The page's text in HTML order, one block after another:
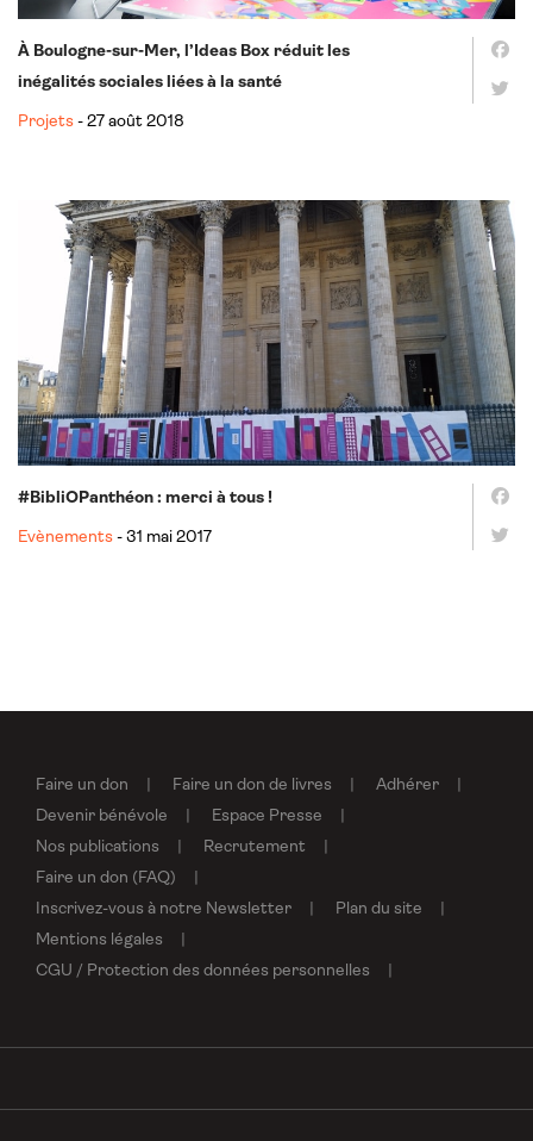
À Boulogne-sur-Mer, l’Ideas Box réduit les
inégalités sociales liées à la santé
Projets - 27 août 2018
#BibliOPanthéon : merci à tous !
Evènements - 31 mai 2017
Faire un don Faire un don de livres
Adhérer
Devenir bénévole
Espace Presse
Nos publications
Recrutement
Faire un don (FAQ)
Inscrivez-vous à notre Newsletter
Plan du site
Mentions légales
CGU / Protection des données personnelles